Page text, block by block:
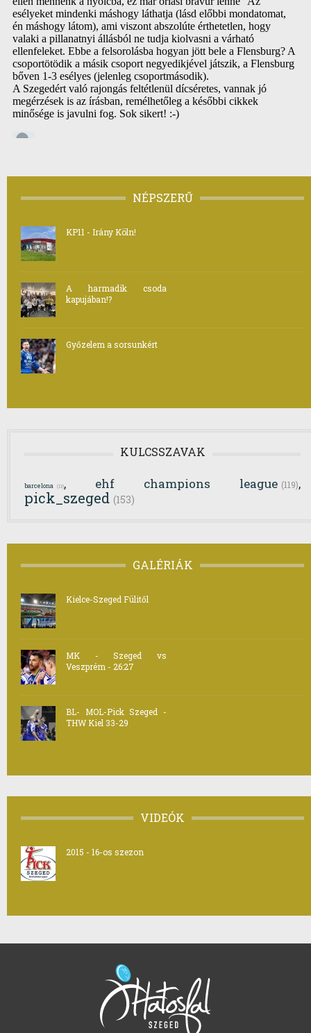
NÉPSZERŰ
KP11 - Irány Köln!
A harmadik csoda
kapujában!?
Győzelem a sorsunkért
KULCSSZAVAK
barcelona (13), ehf champions league (119),
pick_szeged (153)
GALÉRIÁK
Kielce-Szeged Fülitől
MK - Szeged vs
Veszprém - 26:27
BL- MOL-Pick Szeged -
THW Kiel 33-29
VIDEÓK
2015 - 16-os szezon